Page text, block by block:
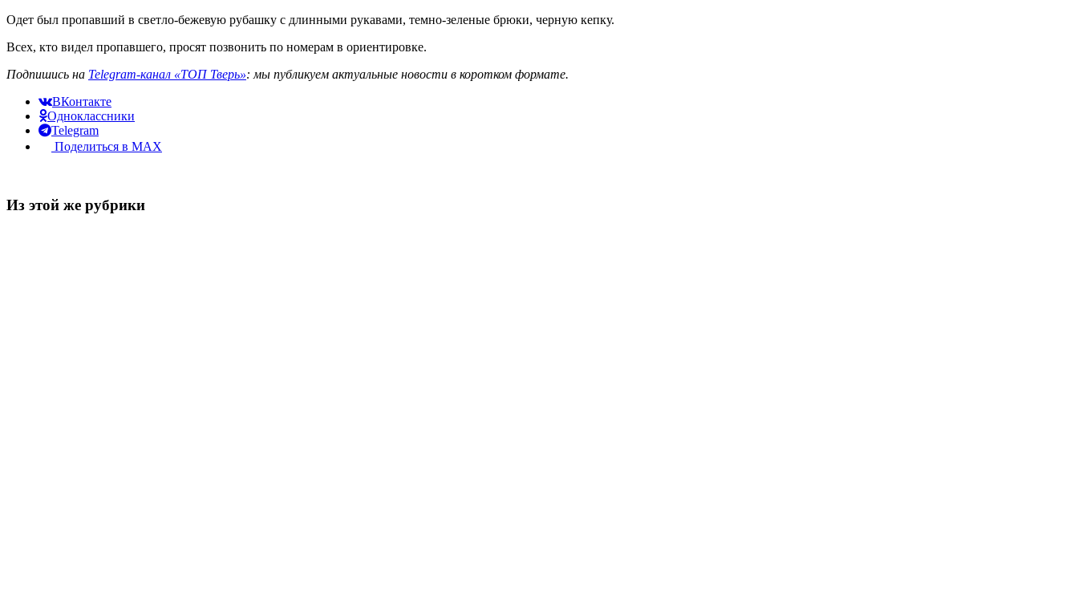
Одет был пропавший в светло-бежевую рубашку с длинными рукавами, темно-зеленые брюки, черную кепку.
Всех, кто видел пропавшего, просят позвонить по номерам в ориентировке.
Подпишись на Telegram-канал «ТОП Тверь»: мы публикуем актуальные новости в коротком формате.
ВКонтакте
Одноклассники
Telegram
Поделиться в MAX
Из этой же рубрики